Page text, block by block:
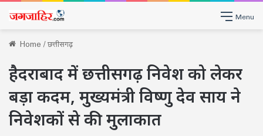
Menu
Home/छत्तीसगढ़
हैदराबाद में छत्तीसगढ़ निवेश को लेकर
बड़ा कदम, मुख्यमंत्री विष्णु देव साय ने
निवेशकों से की मुलाकात